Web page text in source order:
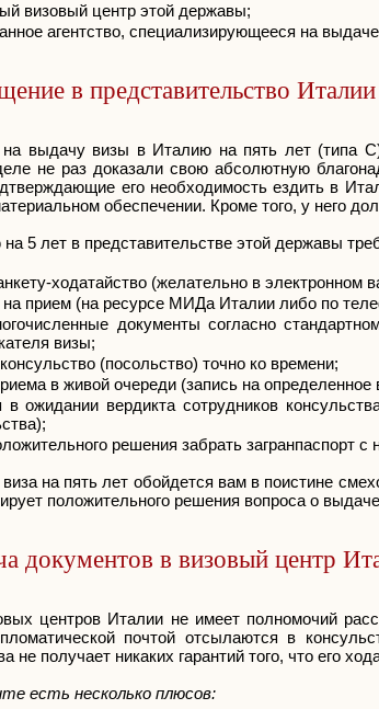
визовый центр этой державы;
агентство, специализирующееся на
в представительство Италии
на выдачу визы в Италию на пять лет (типа
не раз доказали свою абсолютную
его необходимость ездить в
обеспечении. Кроме того, у него
5 лет в представительстве этой державы
ходатайство (желательно в электронном
на прием (на ресурсе МИДа Италии либо по
документы согласно
визы;
(посольство) точно ко времени;
в живой очереди (запись на определенное
в ожидании вердикта сотрудников
решения забрать загранпаспорт
на пять лет обойдется вам в поистине
положительного решения вопроса о
документов в визовый центр
центров Италии не имеет полномочий
почтой отсылаются в
не получает никаких гарантий того, что его
есть несколько плюсов: